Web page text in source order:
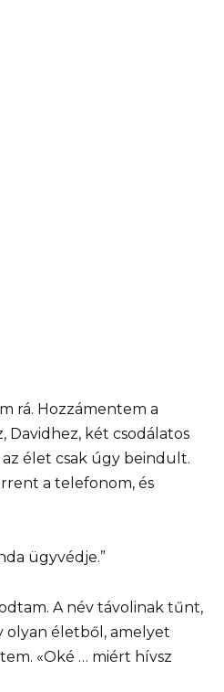
rá. Hozzámentem a
Davidhez, két csodálatos
élet csak úgy beindult.
a telefonom, és
ügyvédje.”
A név távolinak tűnt,
olyan életből, amelyet
«Oké … miért hívsz